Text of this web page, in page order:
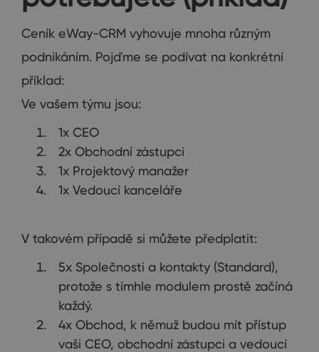
Ceník eWay-CRM vyhovuje mnoha různým
podnikáním. Pojďme se podívat na konkrétní
příklad:
Ve vašem týmu jsou:
1x CEO
2x Obchodní zástupci
1x Projektový manažer
1x Vedoucí kanceláře
V takovém případě si můžete předplatit:
5x Společnosti a kontakty (Standard),
protože s tímhle modulem prostě začíná
každý.
4x Obchod, k němuž budou mít přístup
vaši CEO, obchodní zástupci a vedoucí